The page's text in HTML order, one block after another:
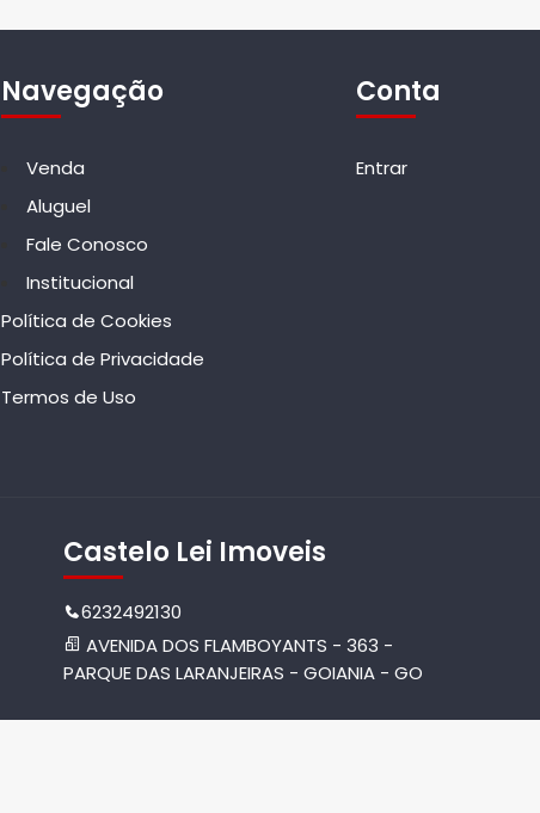
Navegação
Venda
Aluguel
Fale Conosco
Institucional
Política de Cookies
Política de Privacidade
Termos de Uso
Conta
Entrar
Castelo Lei Imoveis
6232492130
AVENIDA DOS FLAMBOYANTS - 363 -
PARQUE DAS LARANJEIRAS - GOIANIA - GO